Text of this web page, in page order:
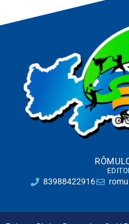
83988422916